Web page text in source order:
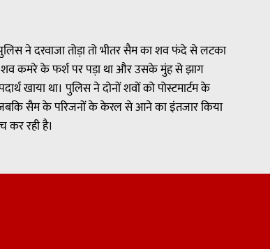
ने दरवाजा तोड़ा तो भीतर सैम का शव फंदे से लटका
शव कमरे के फर्श पर पड़ा था और उसके मुंह से झाग
खाया था। पुलिस ने दोनों शवों को पोस्टमार्टम के
जबकि सैम के परिजनों के केरल से आने का इंतजार किया
रही है।